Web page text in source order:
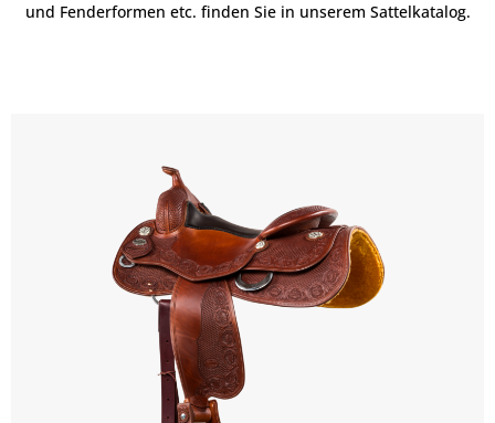
und Fenderformen etc. finden Sie in unserem Sattelkatalog.